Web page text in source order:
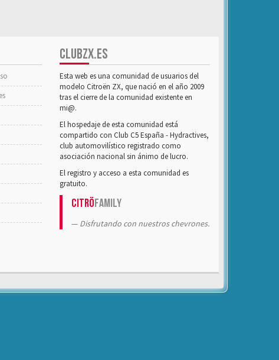
CLUBZX.ES
Esta web es una comunidad de usuarios del
modelo Citroën ZX, que nació en el año 2009
tras el cierre de la comunidad existente en
mi@.
El hospedaje de esta comunidad está
compartido con Club C5 España - Hydractives,
club automovilístico registrado como
asociación nacional sin ánimo de lucro.
El registro y acceso a esta comunidad es
gratuito.
CitröFamily
Disfrutando con nuestros chevrones.